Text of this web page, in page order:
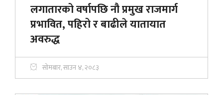
लगातारको वर्षापछि नौ प्रमुख राजमार्ग
प्रभावित, पहिरो र बाढीले यातायात
अवरुद्ध
सोमबार, साउन ४, २०८३